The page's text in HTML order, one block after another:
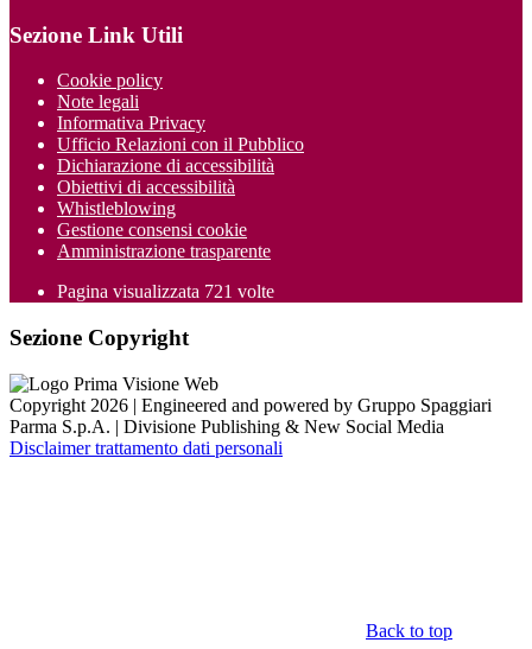
Sezione Link Utili
Cookie policy
Note legali
Informativa Privacy
Ufficio Relazioni con il Pubblico
Dichiarazione di accessibilità
Obiettivi di accessibilità
Whistleblowing
Gestione consensi cookie
Amministrazione trasparente
Pagina visualizzata 721 volte
Sezione Copyright
Copyright 2026 | Engineered and powered by Gruppo Spaggiari
Parma S.p.A. | Divisione Publishing & New Social Media
Disclaimer trattamento dati personali
Back to top